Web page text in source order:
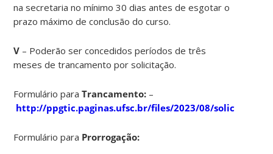
na secretaria no mínimo 30 dias antes de esgotar o
prazo máximo de conclusão do curso.
V – Poderão ser concedidos períodos de três
meses de trancamento por solicitação.
Formulário paraTrancamento: –
http://ppgtic.paginas.ufsc.br/files/2023/08/
Formulário para Prorrogação: